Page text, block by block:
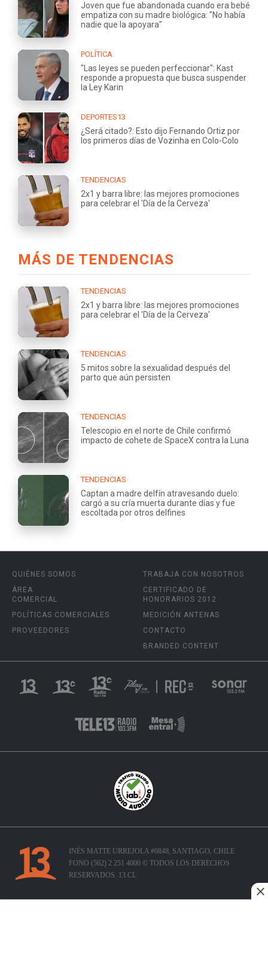
Joven que fue abandonada cuando era bebé
empatiza con su madre biológica: "No había
nadie que la apoyara"
POLÍTICA
"Las leyes se pueden perfeccionar": Kast
responde a propuesta que busca suspender
la Ley Karin
DEPORTES13
¿Será citado?: Esto dijo Fernando Ortiz por
los primeros días de Vozinha en Colo-Colo
TENDENCIAS
2x1 y barra libre: las mejores promociones
para celebrar el 'Día de la Cerveza'
MÁS DE TENDENCIAS
TENDENCIAS
2x1 y barra libre: las mejores promociones
para celebrar el 'Día de la Cerveza'
TENDENCIAS
5 mitos sobre la sexualidad después del
parto que aún persisten
TENDENCIAS
Telescopio en el norte de Chile confirmó
impacto de cohete de SpaceX contra la Luna
TENDENCIAS
Captan a madre delfín atravesando duelo:
cargó a su cría muerta durante días y fue
escoltada por otros delfines
QUIÉNES SOMOS
ÁREA
COMERCIAL
POLÍTICAS COMERCIALES
PROVEEDORES
TRABAJA CON NOSOTROS
CERTIFICADO DE
HONORARIOS 2012
MEDICIÓN ANTENAS
CONTACTO
BRANDED CONTENT
INÉS MATTE URREJOLA #0848, SANTIAGO, CHILE
FONO (562) 2 251 4000 © TODOS LOS DERECHOS
RESERVADOS. 13.CL